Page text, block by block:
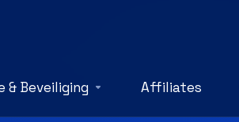
& Beveiliging Affiliates